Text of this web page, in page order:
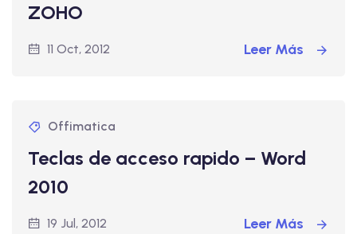
ZOHO
11 Oct, 2012 Leer Más
Offimatica
Teclas de acceso rapido – Word
2010
19 Jul, 2012 Leer Más